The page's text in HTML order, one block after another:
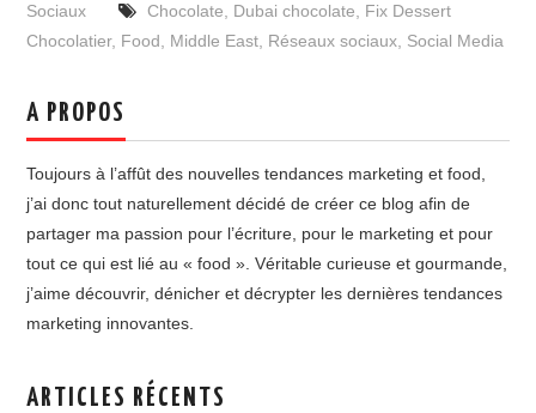
Sociaux
Chocolate Dubai chocolate
Fix Dessert
Chocolatier, Food Middle East Réseaux sociaux Social Media
A PROPOS
Toujours à l’affût des nouvelles tendances marketing et food,
j’ai donc tout naturellement décidé de créer ce blog afin de
partager ma passion pour l’écriture, pour le marketing et pour
tout ce qui est lié au « food ». Véritable curieuse et gourmande,
j’aime découvrir, dénicher et décrypter les dernières tendances
marketing innovantes.
ARTICLES RÉCENTS